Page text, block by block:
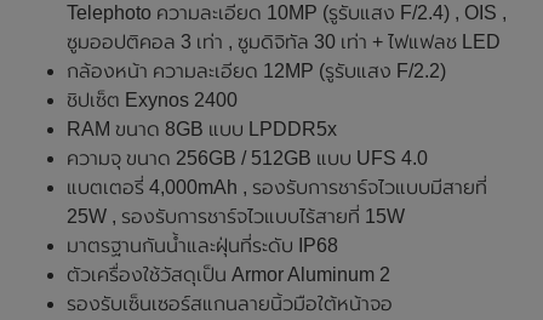
Telephoto ความละเอียด 10MP (รูรับแสง F/2.4) , OIS ,
ซูมออปติคอล 3 เท่า , ซูมดิจิทัล 30 เท่า + ไฟแฟลช LED
กล้องหน้า ความละเอียด 12MP (รูรับแสง F/2.2)
ชิปเซ็ต Exynos 2400
RAM ขนาด 8GB แบบ LPDDR5x
ความจุ ขนาด 256GB / 512GB แบบ UFS 4.0
แบตเตอรี่ 4,000mAh , รองรับการชาร์จไวแบบมีสายที่
25W , รองรับการชาร์จไวแบบไร้สายที่ 15W
มาตรฐานกันน้ำและฝุ่นที่ระดับ IP68
ตัวเครื่องใช้วัสดุเป็น Armor Aluminum 2
รองรับเซ็นเซอร์สแกนลายนิ้วมือใต้หน้าจอ